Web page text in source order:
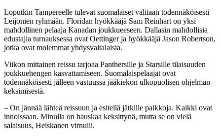
Loputkin Tampereelle tulevat suomalaiset valitaan todennäköisesti
Leijonien ryhmään. Floridan hyökkääjä Sam Reinhart on yksi
mahdollinen pelaaja Kanadan joukkueeseen. Dallasin mahdollisia
edustajia turnauksessa ovat Oettinger ja hyökkääjä Jason Robertson,
jotka ovat molemmat yhdysvaltalaisia.
Viikon mittainen reissu tarjoaa Panthersille ja Starsille tilaisuuden
joukkuehengen kasvattamiseen. Suomalaispelaajat ovat
todennäköisesti jälleen vastuussa jääkiekon ulkopuolisen ohjelman
keksimisestä.
– On jännää lähteä reissuun ja esitellä jätkille paikkoja. Kaikki ovat
innoissaan. Minulla on hauskaa keksittynä, mutta se on vielä
salaisuus, Heiskanen virnuili.